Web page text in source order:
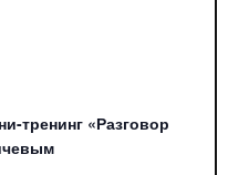
тренинг «Разговор